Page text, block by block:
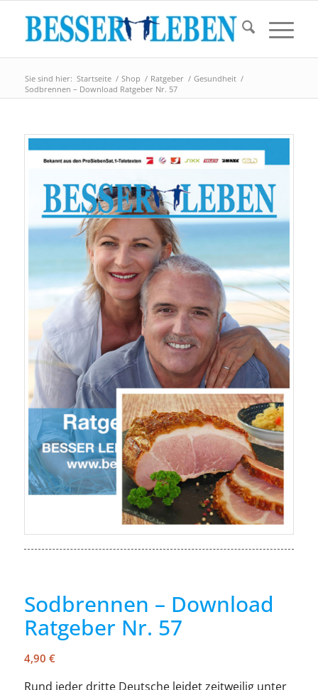
Sie sind hier: Startseite / Shop / Ratgeber / Gesundheit /
Sodbrennen – Download Ratgeber Nr. 57
Sodbrennen – Download
Ratgeber Nr. 57
4,90 €
Rund jeder dritte Deutsche leidet zeitweilig unter